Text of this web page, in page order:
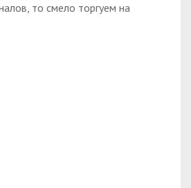
то смело торгуем на